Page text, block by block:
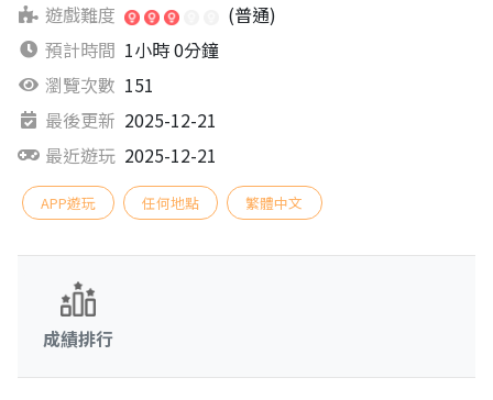
遊戲難度
(普通)
預計時間 1小時 0分鐘
瀏覽次數 151
最後更新 2025-12-21
最近遊玩 2025-12-21
APP遊玩 任何地點 繁體中文
成績排行